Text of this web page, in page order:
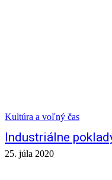
Kultúra a voľný čas
Industriálne
25. júla 2020